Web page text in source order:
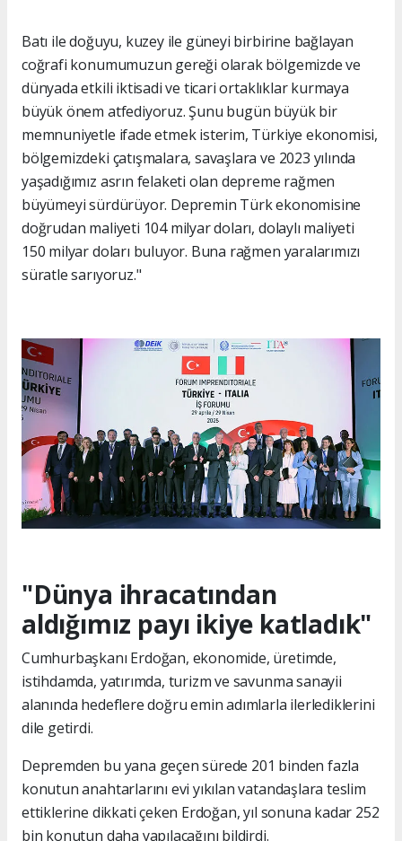
Batı ile doğuyu, kuzey ile güneyi birbirine bağlayan
coğrafi konumumuzun gereği olarak bölgemizde ve
dünyada etkili iktisadi ve ticari ortaklıklar kurmaya
büyük önem atfediyoruz. Şunu bugün büyük bir
memnuniyetle ifade etmek isterim, Türkiye ekonomisi,
bölgemizdeki çatışmalara, savaşlara ve 2023 yılında
yaşadığımız asrın felaketi olan depreme rağmen
büyümeyi sürdürüyor. Depremin Türk ekonomisine
doğrudan maliyeti 104 milyar doları, dolaylı maliyeti
150 milyar doları buluyor. Buna rağmen yaralarımızı
süratle sarıyoruz."
"Dünya ihracatından
aldığımız payı ikiye katladık"
Cumhurbaşkanı Erdoğan, ekonomide, üretimde,
istihdamda, yatırımda, turizm ve savunma sanayii
alanında hedeflere doğru emin adımlarla ilerlediklerini
dile getirdi.
Depremden bu yana geçen sürede 201 binden fazla
konutun anahtarlarını evi yıkılan vatandaşlara teslim
ettiklerine dikkati çeken Erdoğan, yıl sonuna kadar 252
bin konutun daha yapılacağını bildirdi.